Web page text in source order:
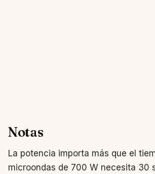
Notas
La potencia importa más que el
microondas de 700 W necesita 30